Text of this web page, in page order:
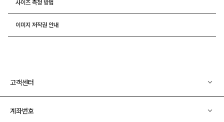
사이즈 측정 방법
이미지 저작권 안내
고객센터
계좌번호